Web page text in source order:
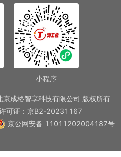
小程序
成格智享科技有限公司 版权所有
可证：京B2-20231167
京公网安备 11011202004187号